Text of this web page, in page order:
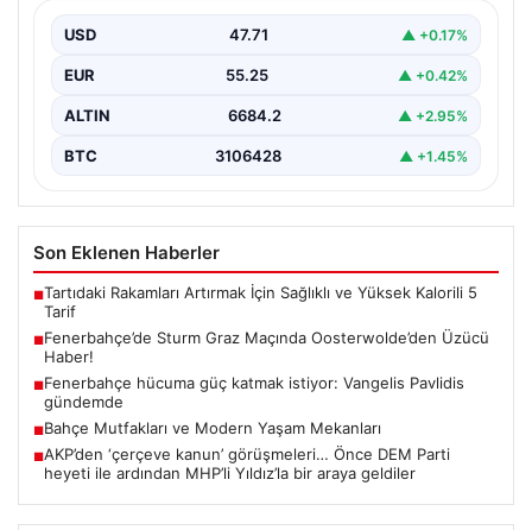
Almanya temsilcisi Sturm Graz'ı evinde ağırladı.
Mücadele…
USD 47.71 ▲ +0.17%
EUR 55.25 ▲ +0.42%
ALTIN 6684.2 ▲ +2.95%
BTC 3106428 ▲ +1.45%
Son Eklenen Haberler
■Tartıdaki Rakamları Artırmak İçin Sağlıklı ve Yüksek Kalorili 5
Tarif
■Fenerbahçe’de Sturm Graz Maçında Oosterwolde’den Üzücü
Haber!
■Fenerbahçe hücuma güç katmak istiyor: Vangelis Pavlidis
gündemde
■Bahçe Mutfakları ve Modern Yaşam Mekanları
■AKP’den ‘çerçeve kanun’ görüşmeleri… Önce DEM Parti
heyeti ile ardından MHP’li Yıldız’la bir araya geldiler